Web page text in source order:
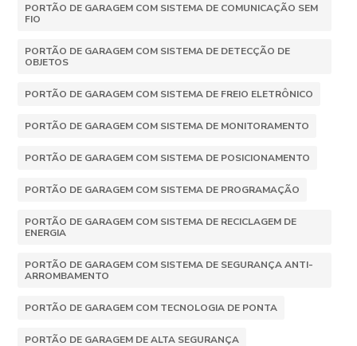
PORTÃO DE GARAGEM COM SISTEMA DE COMUNICAÇÃO SEM
FIO
PORTÃO DE GARAGEM COM SISTEMA DE DETECÇÃO DE
OBJETOS
PORTÃO DE GARAGEM COM SISTEMA DE FREIO ELETRÔNICO
PORTÃO DE GARAGEM COM SISTEMA DE MONITORAMENTO
PORTÃO DE GARAGEM COM SISTEMA DE POSICIONAMENTO
PORTÃO DE GARAGEM COM SISTEMA DE PROGRAMAÇÃO
PORTÃO DE GARAGEM COM SISTEMA DE RECICLAGEM DE
ENERGIA
PORTÃO DE GARAGEM COM SISTEMA DE SEGURANÇA ANTI-
ARROMBAMENTO
PORTÃO DE GARAGEM COM TECNOLOGIA DE PONTA
PORTÃO DE GARAGEM DE ALTA SEGURANÇA